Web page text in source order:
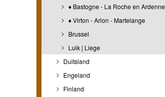
♦ Bastogne - La Roche en Ardenne
♦ Virton - Arlon - Martelange
Brussel
Luik | Liege
Duitsland
Engeland
Finland